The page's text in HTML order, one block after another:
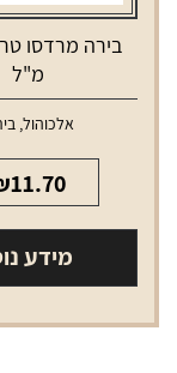
מ"ל
אלכוהול,
11.70
מידע